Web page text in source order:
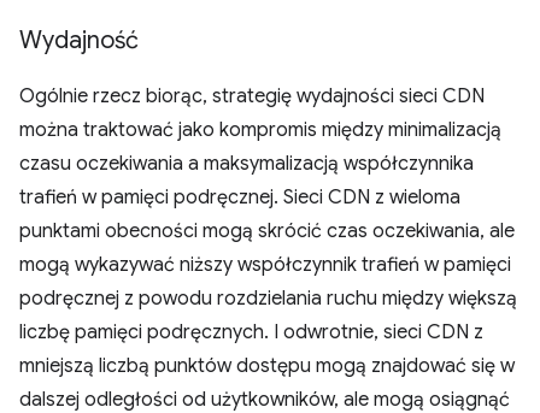
Wydajność
Ogólnie rzecz biorąc, strategię wydajności sieci CDN
można traktować jako kompromis między minimalizacją
czasu oczekiwania a maksymalizacją współczynnika
trafień w pamięci podręcznej. Sieci CDN z wieloma
punktami obecności mogą skrócić czas oczekiwania, ale
mogą wykazywać niższy współczynnik trafień w pamięci
podręcznej z powodu rozdzielania ruchu między większą
liczbę pamięci podręcznych. I odwrotnie, sieci CDN z
mniejszą liczbą punktów dostępu mogą znajdować się w
dalszej odległości od użytkowników, ale mogą osiągnąć